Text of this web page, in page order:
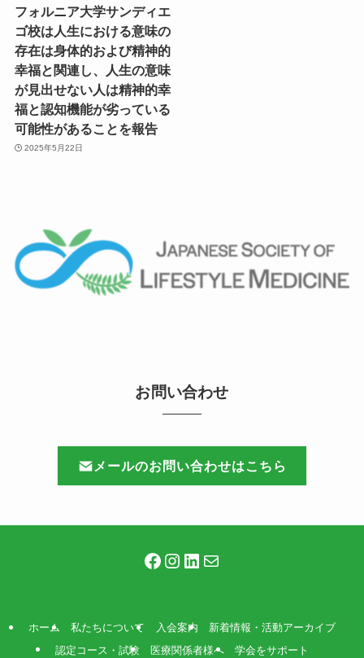
フォルニア大学サンディエ
ゴ校は人生における意味の
存在は身体的および精神的
幸福と関連し、人生の意味
が見出せない人は精神的幸
福と認知機能が劣っている
可能性があることを報告
2025年5月22日
お問い合わせ
メールのお問い合わせはこちら
Facebook
Instagram
LinkedIn
メール
ホーム 私たちについて 入会案内
新着情報・活動アーカイブ
認定コース・試験
医療関係者様へ 学会をサポート